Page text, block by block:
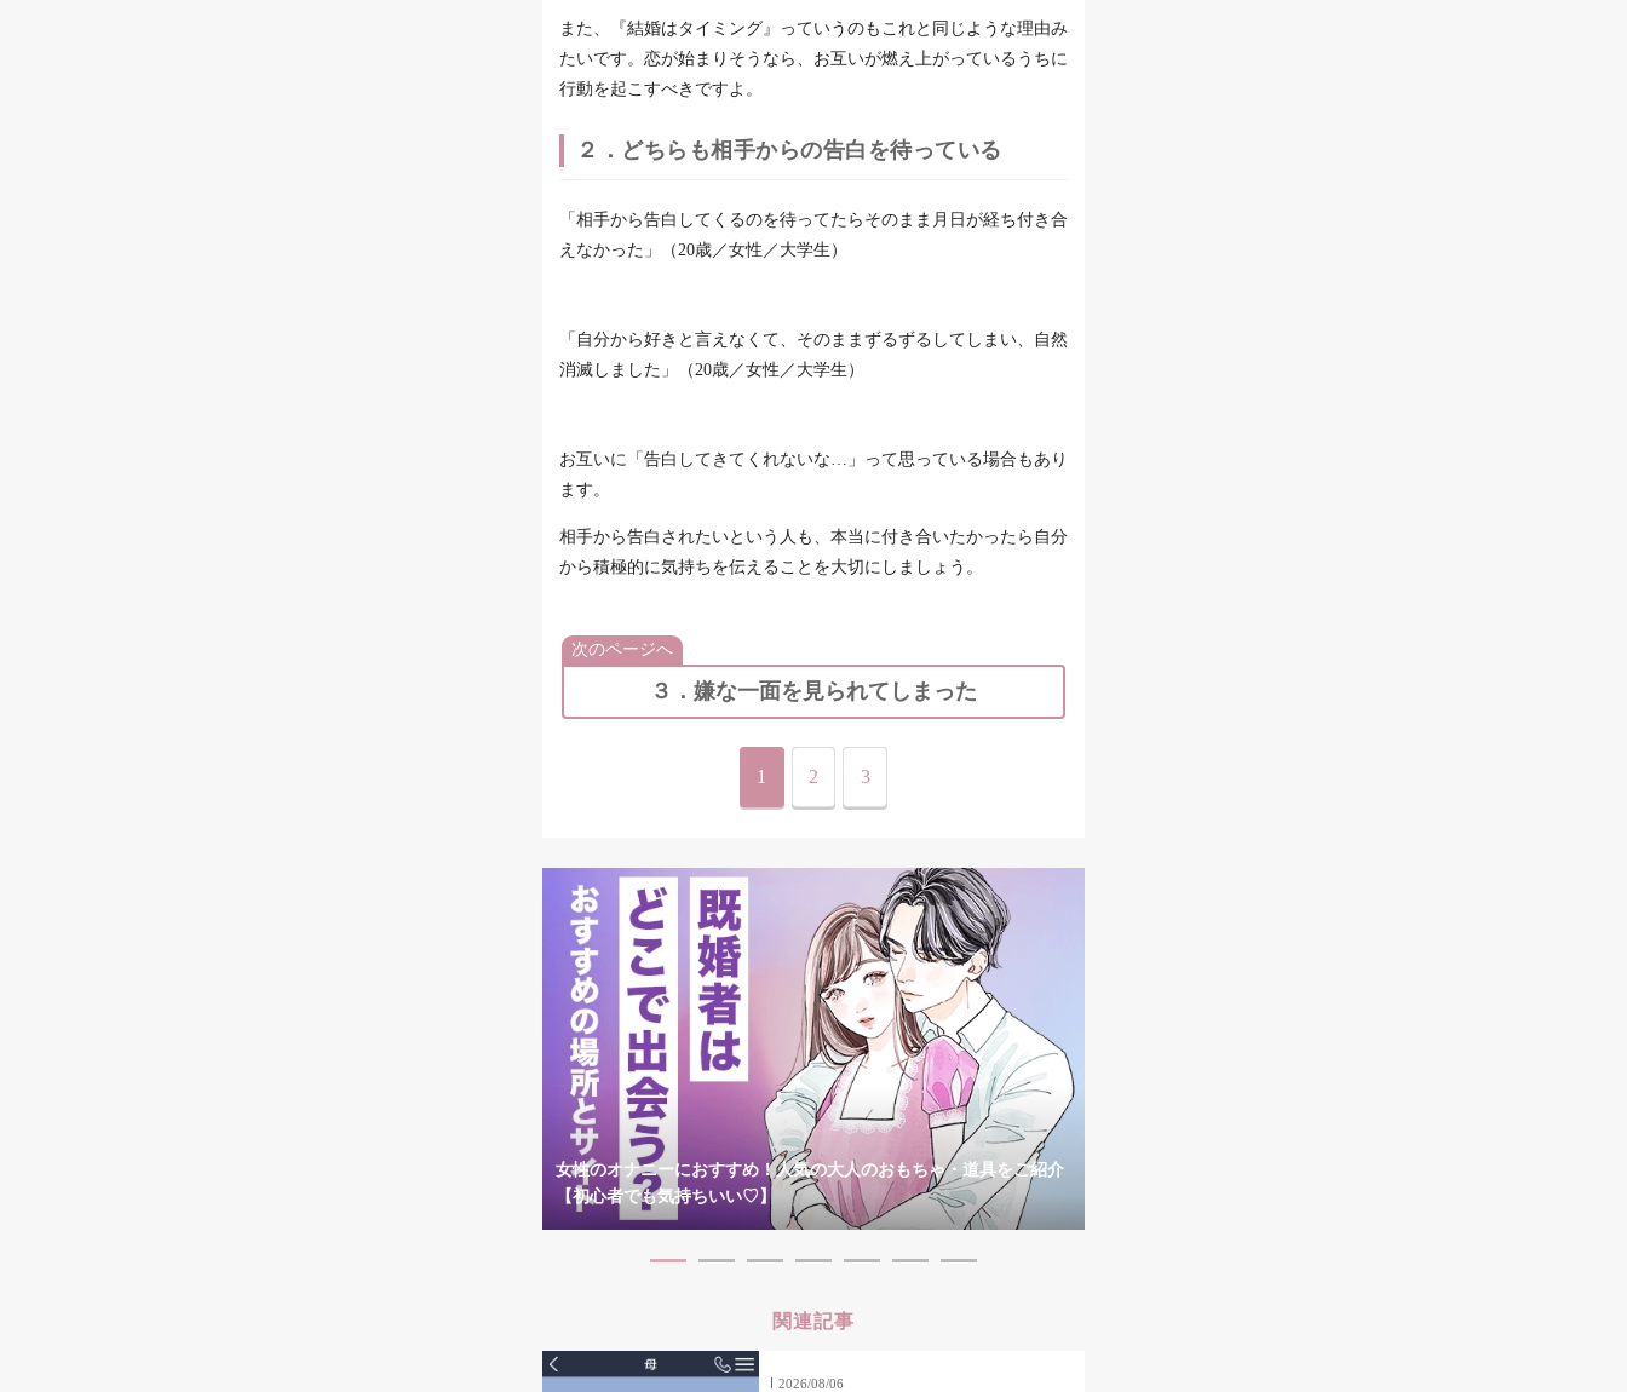
また、『結婚はタイミング』っていうのもこれと同じような理由み
たいです。恋が始まりそうなら、お互いが燃え上がっているうちに
行動を起こすべきですよ。
２．どちらも相手からの告白を待っている
「相手から告白してくるのを待ってたらそのまま月日が経ち付き合
えなかった」（20歳／女性／大学生）
「自分から好きと言えなくて、そのままずるずるしてしまい、自然
消滅しました」（20歳／女性／大学生）
お互いに「告白してきてくれないな…」って思っている場合もあり
ます。
相手から告白されたいという人も、本当に付き合いたかったら自分
から積極的に気持ちを伝えることを大切にしましょう。
次のページへ
３．嫌な一面を見られてしまった
1 2 3
女性のオナニーにおすすめ！人気の大人のおもちゃ・道具をご紹介
【初心者でも気持ちいい♡】
関連記事
2026/08/06